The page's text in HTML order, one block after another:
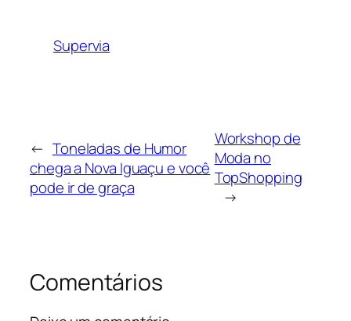
Supervia
← Toneladas de Humor
chega a Nova Iguaçu e você
pode ir de graça
Workshop de
Moda no
TopShopping
→
Comentários